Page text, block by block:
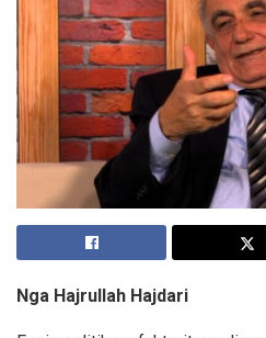
Nga Hajrullah Hajdari